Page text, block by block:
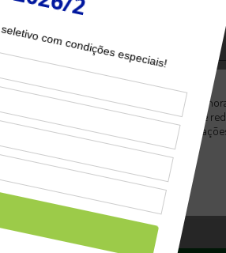
abaixo:
Utilizamos cookies para
fornecer funcionalidade de
desabilitá-los nas
Privacidade
Aceitar Todos